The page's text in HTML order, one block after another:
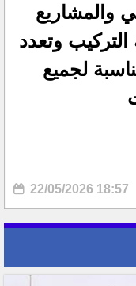
والمشاريع
التركيب وتعدد
لجميع
22/05/2026 18:57